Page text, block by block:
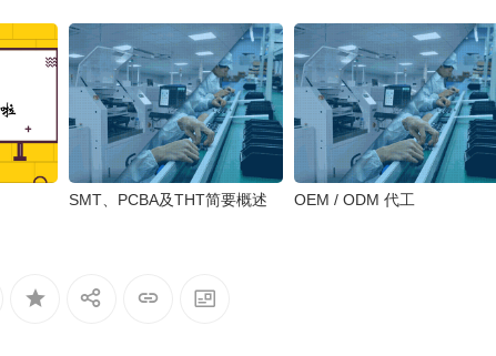
SMT、PCBA及THT简要概述 OEM / ODM 代工